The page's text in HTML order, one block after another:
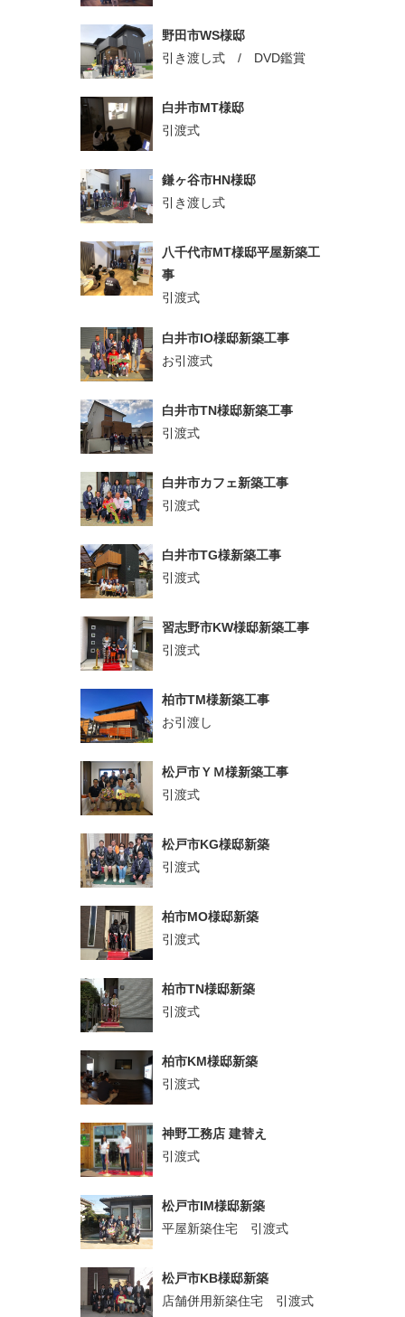
野田市WS様邸
引き渡し式 / DVD鑑賞
白井市MT様邸
引渡式
鎌ヶ谷市HN様邸
引き渡し式
八千代市MT様邸平屋新築工
事
引渡式
白井市IO様邸新築工事
お引渡式
白井市TN様邸新築工事
引渡式
白井市カフェ新築工事
引渡式
白井市TG様新築工事
引渡式
習志野市KW様邸新築工事
引渡式
柏市TM様新築工事
お引渡し
松戸市ＹＭ様新築工事
引渡式
松戸市KG様邸新築
引渡式
柏市MO様邸新築
引渡式
柏市TN様邸新築
引渡式
柏市KM様邸新築
引渡式
神野工務店 建替え
引渡式
松戸市IM様邸新築
平屋新築住宅 引渡式
松戸市KB様邸新築
店舗併用新築住宅 引渡式